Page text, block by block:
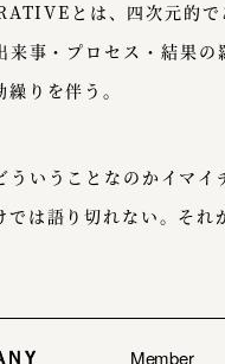
とは、四次元的で
事・プロセス・結果の
りを伴う。
ういうことなのかイマイ
では語り切れない。それ
Member